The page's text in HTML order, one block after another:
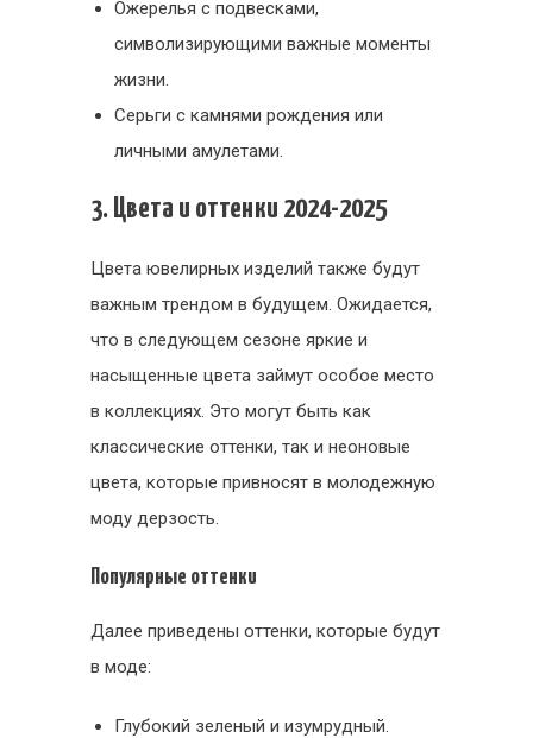
Ожерелья с подвесками,
символизирующими важные моменты
жизни.
Серьги с камнями рождения или
личными амулетами.
3. Цвета и оттенки 2024-2025
Цвета ювелирных изделий также будут
важным трендом в будущем. Ожидается,
что в следующем сезоне яркие и
насыщенные цвета займут особое место
в коллекциях. Это могут быть как
классические оттенки, так и неоновые
цвета, которые привносят в молодежную
моду дерзость.
Популярные оттенки
Далее приведены оттенки, которые будут
в моде:
Глубокий зеленый и изумрудный.